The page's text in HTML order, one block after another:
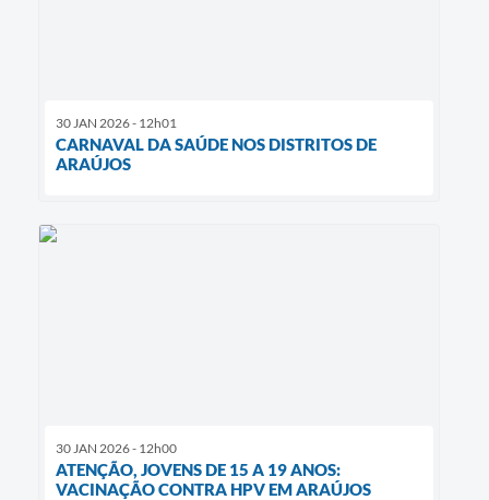
30 JAN 2026 - 12h01
CARNAVAL DA SAÚDE NOS DISTRITOS DE
ARAÚJOS
30 JAN 2026 - 12h00
ATENÇÃO, JOVENS DE 15 A 19 ANOS:
VACINAÇÃO CONTRA HPV EM ARAÚJOS